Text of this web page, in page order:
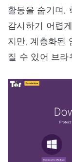
활동을 숨기며,
감시하기 어렵
지만, 계층화된
질 수 있어 브라